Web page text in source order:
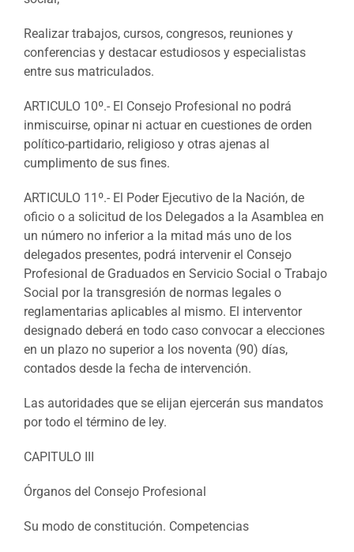
Realizar trabajos, cursos, congresos, reuniones y
conferencias y destacar estudiosos y especialistas
entre sus matriculados.
ARTICULO 10º.- El Consejo Profesional no podrá
inmiscuirse, opinar ni actuar en cuestiones de orden
político-partidario, religioso y otras ajenas al
cumplimento de sus fines.
ARTICULO 11º.- El Poder Ejecutivo de la Nación, de
oficio o a solicitud de los Delegados a la Asamblea en
un número no inferior a la mitad más uno de los
delegados presentes, podrá intervenir el Consejo
Profesional de Graduados en Servicio Social o Trabajo
Social por la transgresión de normas legales o
reglamentarias aplicables al mismo. El interventor
designado deberá en todo caso convocar a elecciones
en un plazo no superior a los noventa (90) días,
contados desde la fecha de intervención.
Las autoridades que se elijan ejercerán sus mandatos
por todo el término de ley.
CAPITULO III
Órganos del Consejo Profesional
Su modo de constitución. Competencias